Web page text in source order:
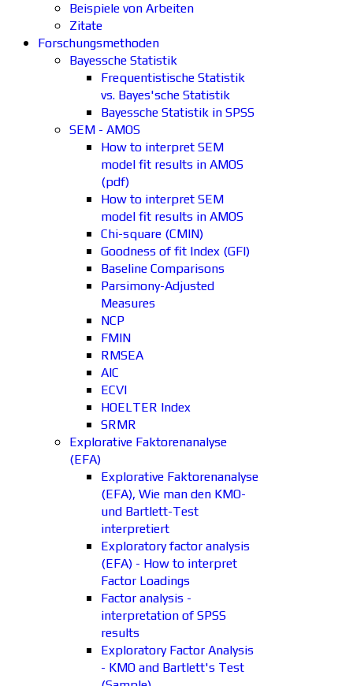
Beispiele von Arbeiten
Zitate
Forschungsmethoden
Bayessche Statistik
Frequentistische Statistik
vs. Bayes'sche Statistik
Bayessche Statistik in SPSS
SEM - AMOS
How to interpret SEM
model fit results in AMOS
(pdf)
How to interpret SEM
model fit results in AMOS
Chi-square (CMIN)
Goodness of fit Index (GFI)
Baseline Comparisons
Parsimony-Adjusted
Measures
NCP
FMIN
RMSEA
AIC
ECVI
HOELTER Index
SRMR
Explorative Faktorenanalyse
(EFA)
Explorative Faktorenanalyse
(EFA), Wie man den KMO-
und Bartlett-Test
interpretiert
Exploratory factor analysis
(EFA) - How to interpret
Factor Loadings
Factor analysis -
interpretation of SPSS
results
Exploratory Factor Analysis
- KMO and Bartlett's Test